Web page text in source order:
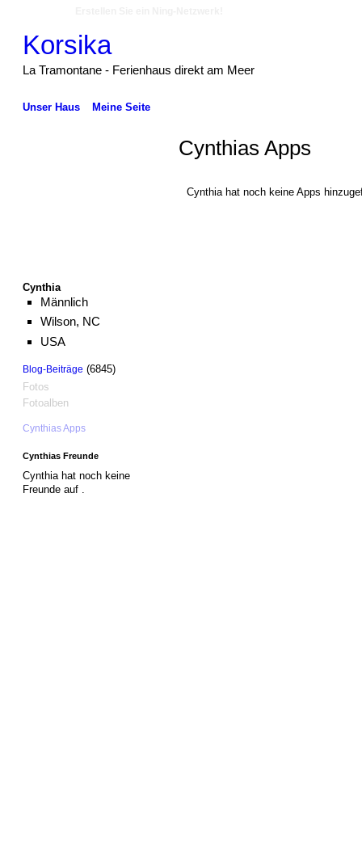
Korsika
La Tramontane - Ferienhaus direkt am Meer
Unser Haus Meine Seite
Cynthia
Männlich
Wilson, NC
USA
Blog-Beiträge (6845)
Fotos
Fotoalben
Cynthias Apps
Cynthias Freunde
Cynthia hat noch keine
Freunde auf .
Cynthias Apps
Cynthia hat noch keine Apps